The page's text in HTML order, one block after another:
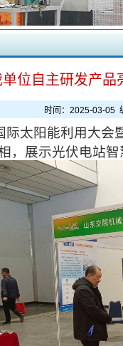
单位自主研发产品
时间：2025-03-05
际太阳能利用大
，展示光伏电站